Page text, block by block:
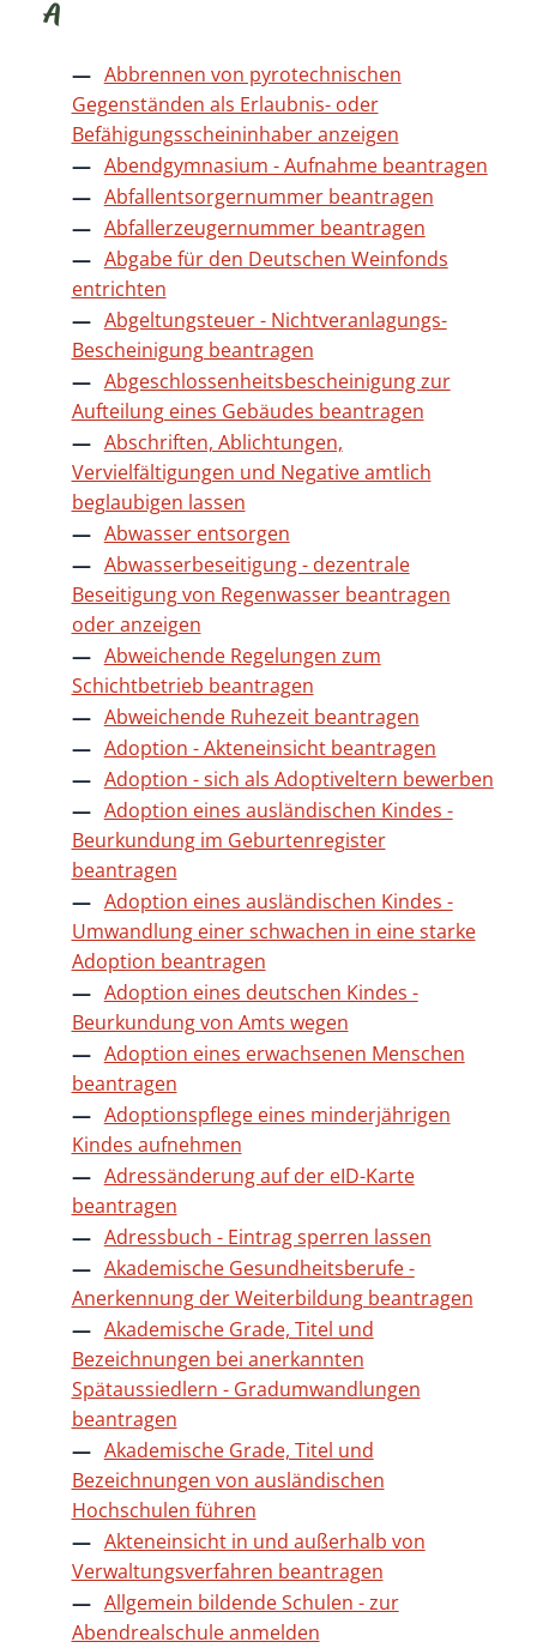
A
Abbrennen von pyrotechnischen
Gegenständen als Erlaubnis- oder
Befähigungsscheininhaber anzeigen
Abendgymnasium - Aufnahme beantragen
Abfallentsorgernummer beantragen
Abfallerzeugernummer beantragen
Abgabe für den Deutschen Weinfonds
entrichten
Abgeltungsteuer - Nichtveranlagungs-
Bescheinigung beantragen
Abgeschlossenheitsbescheinigung zur
Aufteilung eines Gebäudes beantragen
Abschriften, Ablichtungen,
Vervielfältigungen und Negative amtlich
beglaubigen lassen
Abwasser entsorgen
Abwasserbeseitigung - dezentrale
Beseitigung von Regenwasser beantragen
oder anzeigen
Abweichende Regelungen zum
Schichtbetrieb beantragen
Abweichende Ruhezeit beantragen
Adoption - Akteneinsicht beantragen
Adoption - sich als Adoptiveltern bewerben
Adoption eines ausländischen Kindes -
Beurkundung im Geburtenregister
beantragen
Adoption eines ausländischen Kindes -
Umwandlung einer schwachen in eine starke
Adoption beantragen
Adoption eines deutschen Kindes -
Beurkundung von Amts wegen
Adoption eines erwachsenen Menschen
beantragen
Adoptionspflege eines minderjährigen
Kindes aufnehmen
Adressänderung auf der eID-Karte
beantragen
Adressbuch - Eintrag sperren lassen
Akademische Gesundheitsberufe -
Anerkennung der Weiterbildung beantragen
Akademische Grade, Titel und
Bezeichnungen bei anerkannten
Spätaussiedlern - Gradumwandlungen
beantragen
Akademische Grade, Titel und
Bezeichnungen von ausländischen
Hochschulen führen
Akteneinsicht in und außerhalb von
Verwaltungsverfahren beantragen
Allgemein bildende Schulen - zur
Abendrealschule anmelden